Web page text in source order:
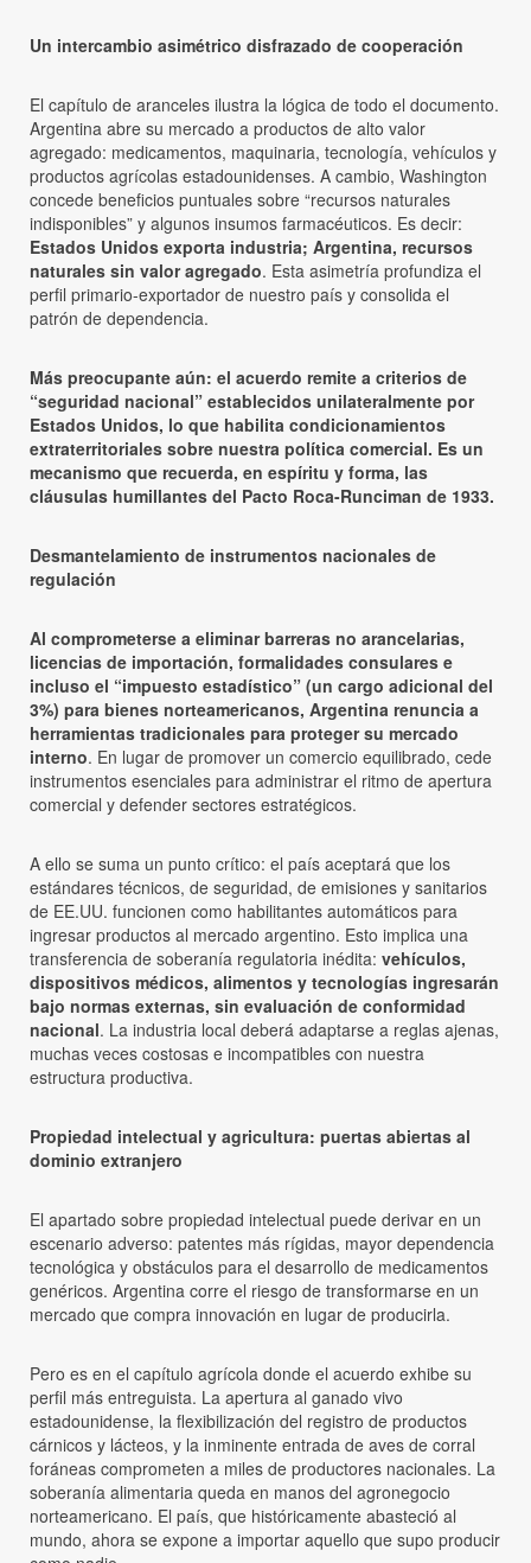
Un intercambio asimétrico disfrazado de cooperación
El capítulo de aranceles ilustra la lógica de todo el documento.
Argentina abre su mercado a productos de alto valor
agregado: medicamentos, maquinaria, tecnología, vehículos y
productos agrícolas estadounidenses. A cambio, Washington
concede beneficios puntuales sobre “recursos naturales
indisponibles” y algunos insumos farmacéuticos. Es decir:
Estados Unidos exporta industria; Argentina, recursos
naturales sin valor agregado. Esta asimetría profundiza el
perfil primario-exportador de nuestro país y consolida el
patrón de dependencia.
Más preocupante aún: el acuerdo remite a criterios de
“seguridad nacional” establecidos unilateralmente por
Estados Unidos, lo que habilita condicionamientos
extraterritoriales sobre nuestra política comercial. Es un
mecanismo que recuerda, en espíritu y forma, las
cláusulas humillantes del Pacto Roca-Runciman de 1933.
Desmantelamiento de instrumentos nacionales de
regulación
Al comprometerse a eliminar barreras no arancelarias,
licencias de importación, formalidades consulares e
incluso el “impuesto estadístico” (un cargo adicional del
3%) para bienes norteamericanos, Argentina renuncia a
herramientas tradicionales para proteger su mercado
interno. En lugar de promover un comercio equilibrado, cede
instrumentos esenciales para administrar el ritmo de apertura
comercial y defender sectores estratégicos.
A ello se suma un punto crítico: el país aceptará que los
estándares técnicos, de seguridad, de emisiones y sanitarios
de EE.UU. funcionen como habilitantes automáticos para
ingresar productos al mercado argentino. Esto implica una
transferencia de soberanía regulatoria inédita: vehículos,
dispositivos médicos, alimentos y tecnologías ingresarán
bajo normas externas, sin evaluación de conformidad
nacional. La industria local deberá adaptarse a reglas ajenas,
muchas veces costosas e incompatibles con nuestra
estructura productiva.
Propiedad intelectual y agricultura: puertas abiertas al
dominio extranjero
El apartado sobre propiedad intelectual puede derivar en un
escenario adverso: patentes más rígidas, mayor dependencia
tecnológica y obstáculos para el desarrollo de medicamentos
genéricos. Argentina corre el riesgo de transformarse en un
mercado que compra innovación en lugar de producirla.
Pero es en el capítulo agrícola donde el acuerdo exhibe su
perfil más entreguista. La apertura al ganado vivo
estadounidense, la flexibilización del registro de productos
cárnicos y lácteos, y la inminente entrada de aves de corral
foráneas comprometen a miles de productores nacionales. La
soberanía alimentaria queda en manos del agronegocio
norteamericano. El país, que históricamente abasteció al
mundo, ahora se expone a importar aquello que supo producir